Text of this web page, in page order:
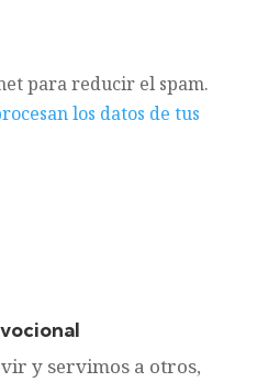
para reducir el spam.
los datos de tus
y servimos a otros,